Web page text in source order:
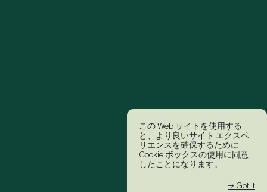
この Web サイトを使用する
と、より良いサイト エクスペ
リエンスを確保するために
Cookie ボックスの使用に同意
したことになります。
→ Got it